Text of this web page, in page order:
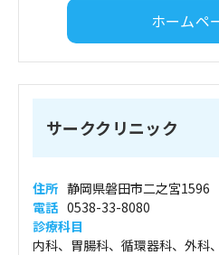
ホームペ
サーククリニック
住所 静岡県磐田市二之宮1596
電話 0538-33-8080
診療科目
内科、胃腸科、循環器科、外科